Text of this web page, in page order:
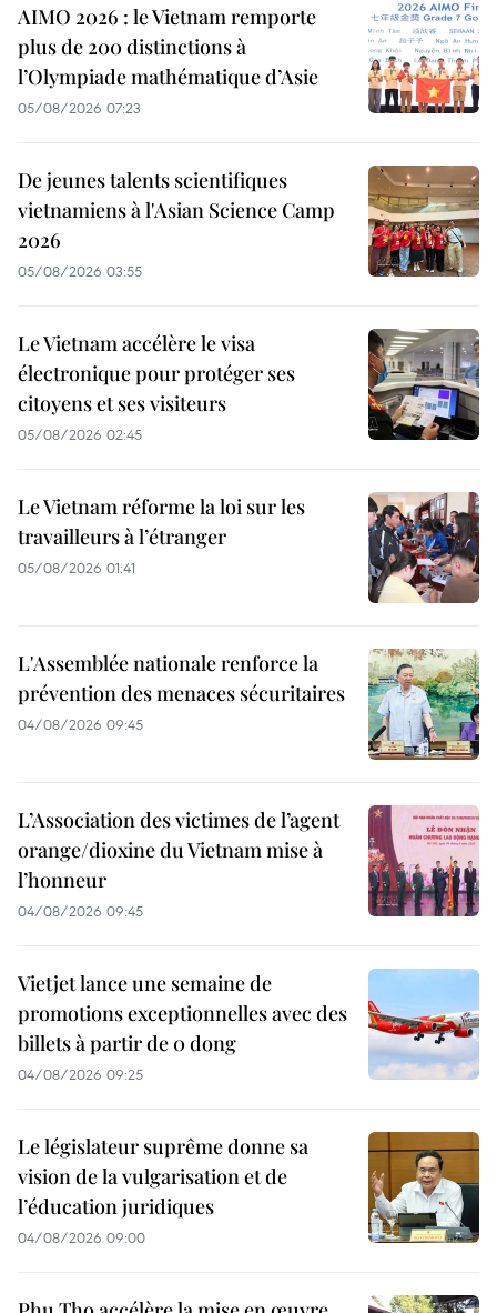
AIMO 2026 : le Vietnam remporte
plus de 200 distinctions à
l’Olympiade mathématique d’Asie
05/08/2026 07:23
De jeunes talents scientifiques
vietnamiens à l'Asian Science Camp
2026
05/08/2026 03:55
Le Vietnam accélère le visa
électronique pour protéger ses
citoyens et ses visiteurs
05/08/2026 02:45
Le Vietnam réforme la loi sur les
travailleurs à l’étranger
05/08/2026 01:41
L'Assemblée nationale renforce la
prévention des menaces sécuritaires
04/08/2026 09:45
L’Association des victimes de l’agent
orange/dioxine du Vietnam mise à
l’honneur
04/08/2026 09:45
Vietjet lance une semaine de
promotions exceptionnelles avec des
billets à partir de 0 dong
04/08/2026 09:25
Le législateur suprême donne sa
vision de la vulgarisation et de
l’éducation juridiques
04/08/2026 09:00